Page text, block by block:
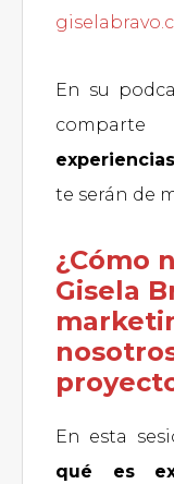
En su
experiencias
te serán de
¿Cómo
Gisela
En esta
qué es